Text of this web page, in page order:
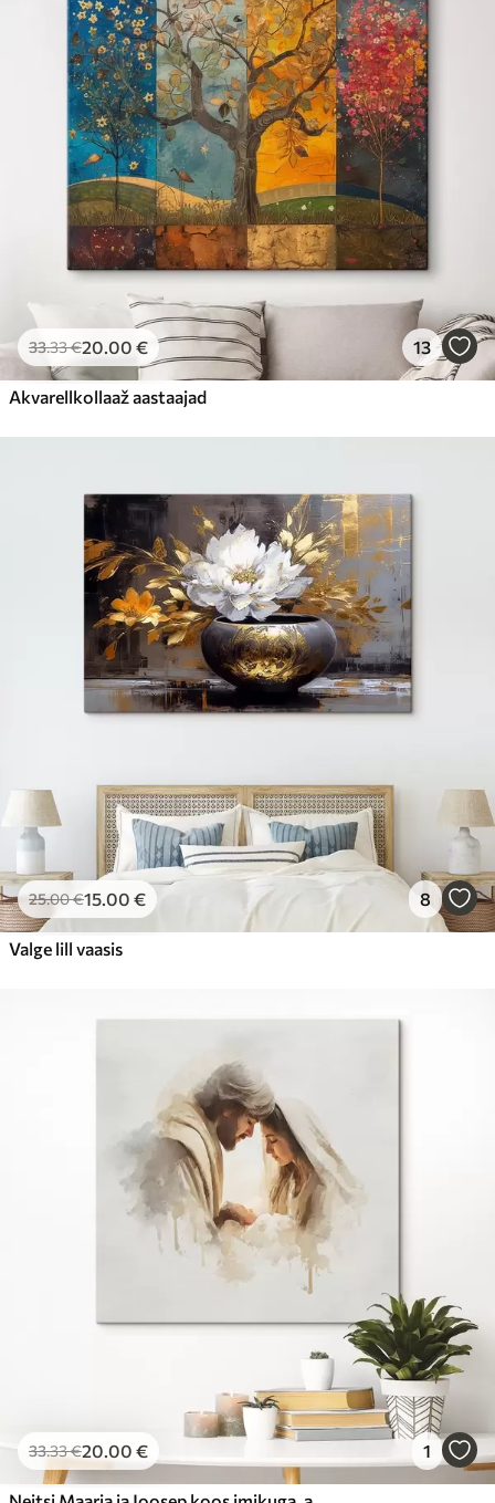
33.33€20.00 € 13
Akvarellkollaaž aastaajad
25.00€15.00 € 8
Valge lill vaasis
33.33€20.00 € 1